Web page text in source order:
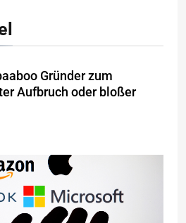
Gründer zum
Aufbruch oder bloßer